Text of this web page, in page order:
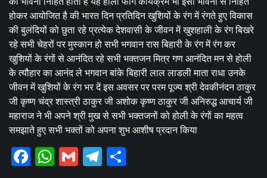
होकर आयोजित है की भारत दिन प्रतिदिन खुशियों के रंग में रंगते हुए विकास
की बुलंदियों को छुता रहे प्रत्येक देशवासी के जीवन में खुशहाली के रंग बिखरे
रहे सभी चेहरों पर मुस्कान हो सभी भगवान रास बिहारी के रंग में रंग कर
खुशियों के रंगों से आनंदित रहे सभी भक्तजन मित्र गण आनंदित मन से होली
के त्यौहार का आनंद ले भगवान बांके बिहारी लाल लाडली माता राधा उनके
जीवन में खुशियों के रंग भर दें इस अवसर पर परम पूज्य श्री देवकीनंदन ठाकुर
जी कृष्ण चंद्र शास्त्री ठाकुर जी अशोक कृष्ण ठाकुर जी अनिरुद्ध आचार्य जी
महाराज ने भी अपने श्री मुख से सभी भक्तजनों को होली के रंगों का महत्व
समझाते हुए सभी भक्तों को अपना शुभ आशीष प्रदान किया
Facebook
WhatsApp
GmailTelegram